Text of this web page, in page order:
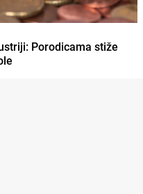
Porodicama stiže